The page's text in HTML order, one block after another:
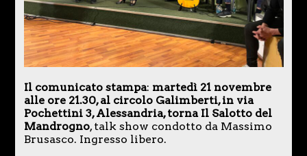
Il comunicato stampa: martedì 21 novembre
alle ore 21.30, al circolo Galimberti, in via
Pochettini 3, Alessandria, torna Il Salotto del
Mandrogno, talk show condotto da Massimo
Brusasco. Ingresso libero.